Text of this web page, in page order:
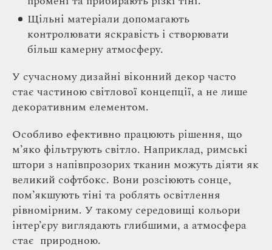
Щільні матеріали допомагають
контролювати яскравість і створювати
більш камерну атмосферу.
У сучасному дизайні віконний декор часто
стає частиною світлової концепції, а не лише
декоративним елементом.
Особливо ефективно працюють рішення, що
м’яко фільтрують світло. Наприклад, римські
штори з напівпрозорих тканин можуть діяти як
великий софтбокс. Вони розсіюють сонце,
пом’якшують тіні та роблять освітлення
рівномірним. У такому середовищі кольори
інтер’єру виглядають глибшими, а атмосфера
стає природною.